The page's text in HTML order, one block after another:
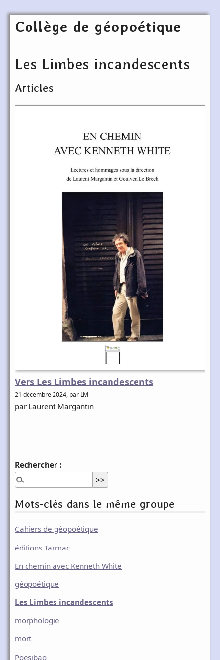
Collège de géopoétique
Les Limbes incandescents
Articles
Vers Les Limbes incandescents
21 décembre 2024, par LM
par Laurent Margantin
Rechercher :
Mots-clés dans le même groupe
Cahiers de géopoétique
éditions Tarmac
En chemin avec Kenneth White
géopoétique
Les Limbes incandescents
morphologie
mort
Poesibao